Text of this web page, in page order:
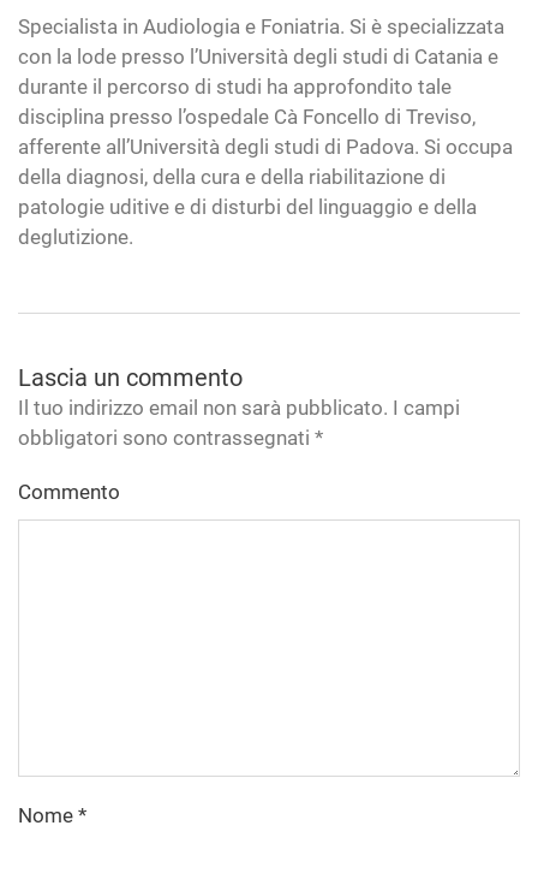
Specialista in Audiologia e Foniatria. Si è specializzata
con la lode presso l’Università degli studi di Catania e
durante il percorso di studi ha approfondito tale
disciplina presso l’ospedale Cà Foncello di Treviso,
afferente all’Università degli studi di Padova. Si occupa
della diagnosi, della cura e della riabilitazione di
patologie uditive e di disturbi del linguaggio e della
deglutizione.
Lascia un commento
Il tuo indirizzo email non sarà pubblicato. I campi
obbligatori sono contrassegnati *
Commento
Nome *